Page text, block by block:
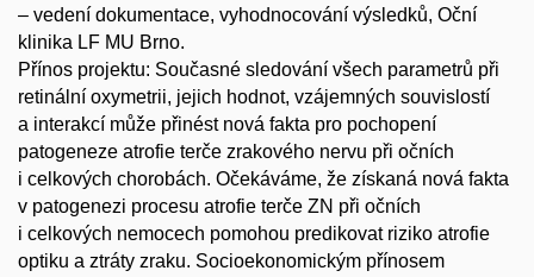
– vedení dokumentace, vyhodnocování výsledků, Oční
klinika LF MU Brno.
Přínos projektu: Současné sledování všech parametrů při
retinální oxymetrii, jejich hodnot, vzájemných souvislostí
a interakcí může přinést nová fakta pro pochopení
patogeneze atrofie terče zrakového nervu při očních
i celkových chorobách. Očekáváme, že získaná nová fakta
v patogenezi procesu atrofie terče ZN při očních
i celkových nemocech pomohou predikovat riziko atrofie
optiku a ztráty zraku. Socioekonomickým přínosem